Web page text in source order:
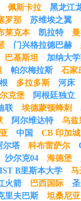
佩斯卡拉
黑龙江
罗那 苏维埃之翼
莱克本 凯拉特
门兴格拉德巴赫
巴基斯坦
加纳大
帕尔梅拉斯
石家
多拉多斯
河床
克堡
阿根廷独立
联 埃德蒙顿蜂刺
阿尔维达特
乌兹
中国
CB 印加城
尔塔 科布雷萨尔
沙尔克04 海德堡
B里斯本大学
马
火箭 巴西国际
里夫巴斯
坦桑尼亚